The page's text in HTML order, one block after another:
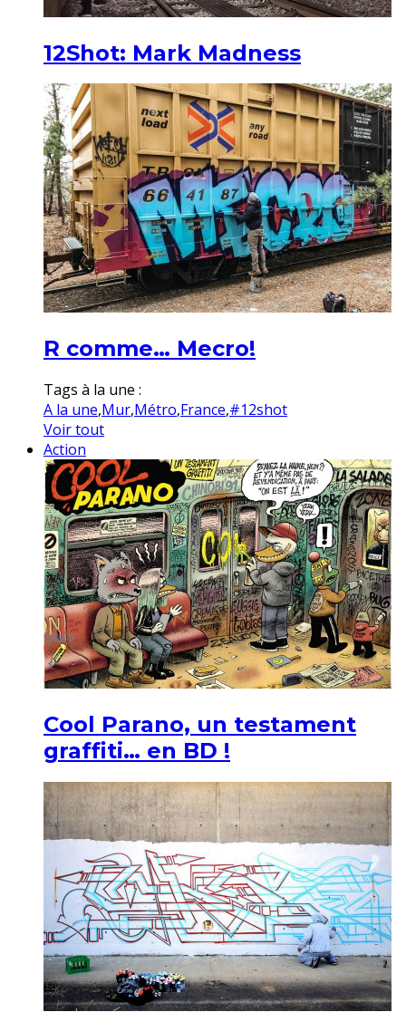
12Shot: Mark Madness
R comme… Mecro!
Tags à la une :
A la une,Mur,Métro,France,#12shot
Voir tout
Action
Cool Parano, un testament
graffiti… en BD !